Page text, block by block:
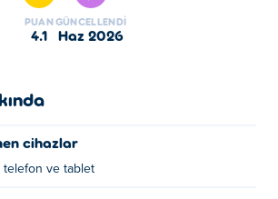
onarmaktan yapıları bir araya
bir meydan okuma sunarak her anı
dolu. İnşa etmeye, onarmaya ve
nasıl oynanır?
PUAN
4.1
GÜNCELLENDI
Haz 2026
cihazlar
telefon ve tablet